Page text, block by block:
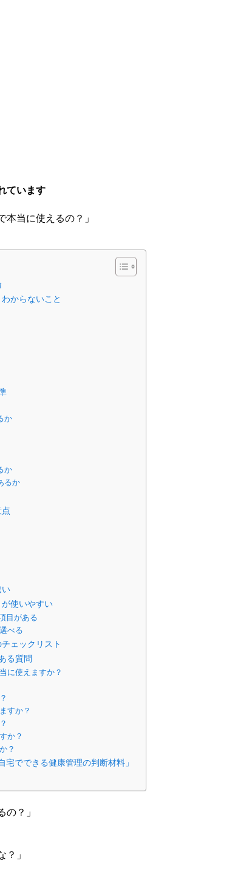
ています
本当に使えるの？」
からないこと
か
か
るか
い
使いやすい
目がある
べる
ェックリスト
る質問
に使えますか？
すか？
か？
？
でできる健康管理の判断材料」
の？」
？」